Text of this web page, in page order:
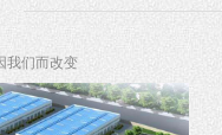
我们而改变